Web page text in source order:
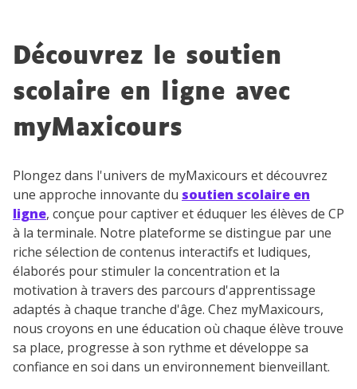
Découvrez le soutien
scolaire en ligne avec
myMaxicours
Plongez dans l'univers de myMaxicours et découvrez
une approche innovante du soutien scolaire en
ligne, conçue pour captiver et éduquer les élèves de CP
à la terminale. Notre plateforme se distingue par une
riche sélection de contenus interactifs et ludiques,
élaborés pour stimuler la concentration et la
motivation à travers des parcours d'apprentissage
adaptés à chaque tranche d'âge. Chez myMaxicours,
nous croyons en une éducation où chaque élève trouve
sa place, progresse à son rythme et développe sa
confiance en soi dans un environnement bienveillant.